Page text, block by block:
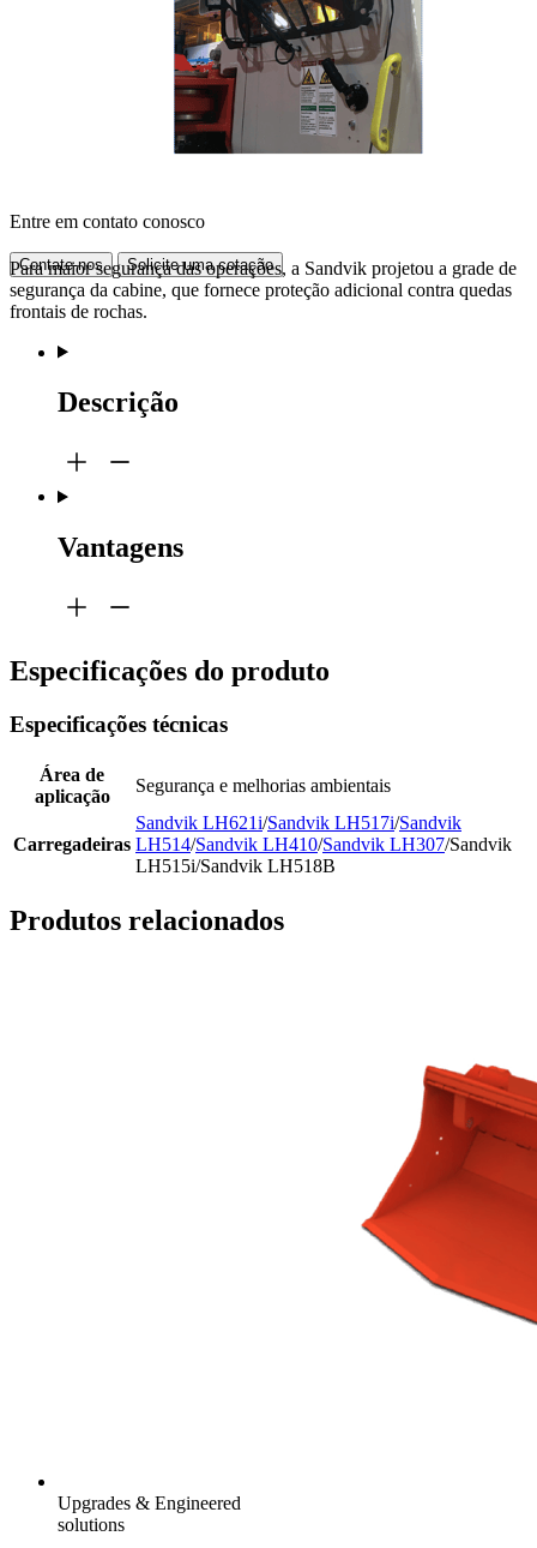
Entre em contato conosco
Contate-nos Solicite uma cotação
Para maior segurança das operações, a Sandvik projetou a grade de
segurança da cabine, que fornece proteção adicional contra quedas
frontais de rochas.
Descrição
Vantagens
Especificações do produto
Especificações técnicas
Área de
aplicação
Segurança e melhorias ambientais
Carregadeiras
Sandvik LH621i/Sandvik LH517i/Sandvik
LH514/Sandvik LH410/Sandvik LH307/Sandvik
LH515i/Sandvik LH518B
Produtos relacionados
Upgrades & Engineered
solutions